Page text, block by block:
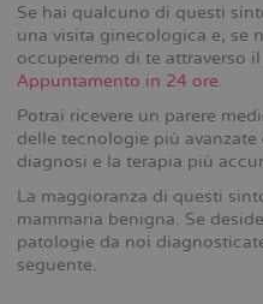
Se hai qualcuno di questi
una visita ginecologica e, se
occuperemo di te attraverso
Appuntamento in 24 ore.
Potrai ricevere un parere
delle tecnologie più
diagnosi e la terapia più
La maggioranza di questi
mammaria benigna. Se
patologie da noi
seguente.